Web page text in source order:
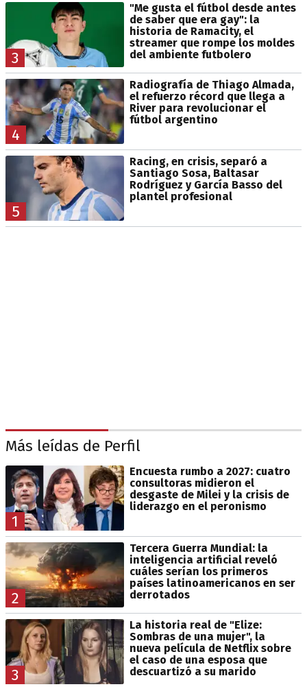
3
"Me gusta el fútbol desde antes
de saber que era gay": la
historia de Ramacity, el
streamer que rompe los moldes
del ambiente futbolero
4
Radiografía de Thiago Almada,
el refuerzo récord que llega a
River para revolucionar el
fútbol argentino
5
Racing, en crisis, separó a
Santiago Sosa, Baltasar
Rodríguez y García Basso del
plantel profesional
Más leídas de Perfil
1
Encuesta rumbo a 2027: cuatro
consultoras midieron el
desgaste de Milei y la crisis de
liderazgo en el peronismo
2
Tercera Guerra Mundial: la
inteligencia artificial reveló
cuáles serían los primeros
países latinoamericanos en ser
derrotados
3
La historia real de "Elize:
Sombras de una mujer", la
nueva película de Netflix sobre
el caso de una esposa que
descuartizó a su marido